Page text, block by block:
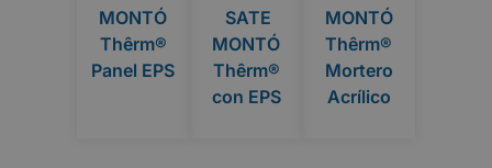
MONTÓ
Thêrm®
Panel EPS
SATE
MONTÓ
Thêrm®
con EPS
MONTÓ
Thêrm®
Mortero
Acrílico